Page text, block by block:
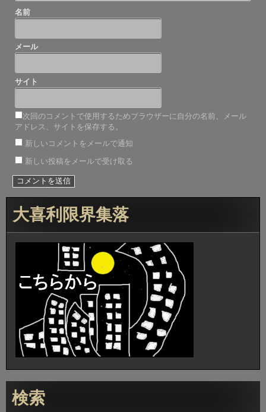
名前
メール
サイト
次回のコメントで使用するためブラウザーに自分の名前、メール
アドレス、サイトを保存する。
新しいコメントをメールで通知
新しい投稿をメールで受け取る
大喜利限界集落
検索